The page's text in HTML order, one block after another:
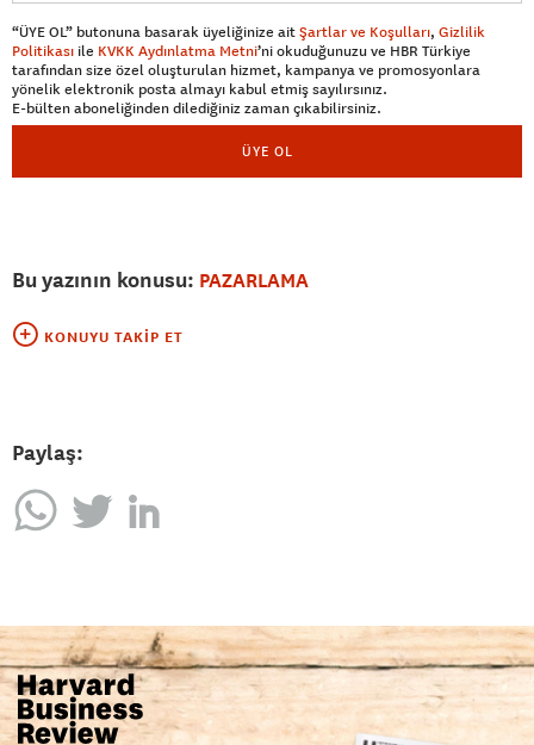
“ÜYE OL” butonuna basarak üyeliğinize aitŞartlar ve Koşulları, Gizlilik
Politikası ile KVKK Aydınlatma Metni’ni okuduğunuzu ve HBR Türkiye
tarafından size özel oluşturulan hizmet, kampanya ve promosyonlara
yönelik elektronik posta almayı kabul etmiş sayılırsınız.
E-bülten aboneliğinden dilediğiniz zaman çıkabilirsiniz.
ÜYE OL
Bu yazının konusu: PAZARLAMA
KONUYU TAKIP ET
Paylaş: